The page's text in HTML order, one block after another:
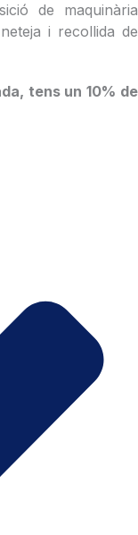
de maquinària
i recollida de
tens un 10% de